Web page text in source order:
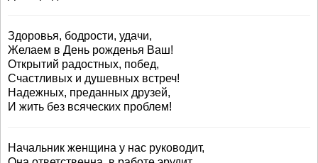
Здоровья, бодрости, удачи,
Желаем в День рожденья Ваш!
Открытий радостных, побед,
Счастливых и душевных встреч!
Надежных, преданных друзей,
И жить без всяческих проблем!
Начальник женщина у нас руководит,